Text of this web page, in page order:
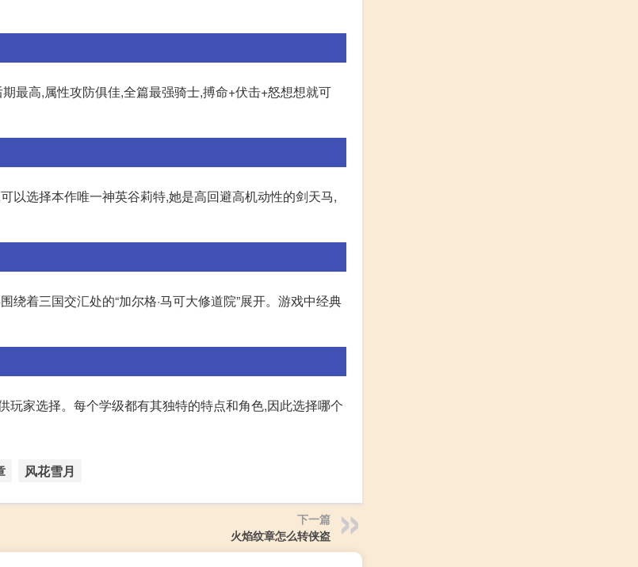
最高,属性攻防俱佳,全篇最强骑士,搏命+伏击+怒想想就可
以选择本作唯一神英谷莉特,她是高回避高机动性的剑天马,
绕着三国交汇处的“加尔格·马可大修道院”展开。游戏中经典
玩家选择。每个学级都有其独特的特点和角色,因此选择哪个
风花雪月
下一篇
火焰纹章怎么转侠盗